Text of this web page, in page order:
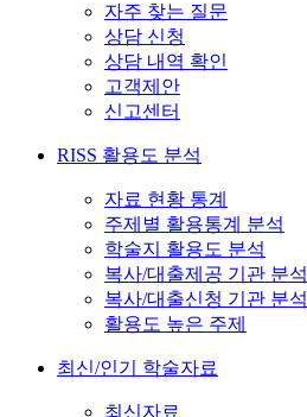
자주 찾는 질문
상담 신청
상담 내역 확인
고객제안
신고센터
RISS 활용도 분석
자료 현황 통계
주제별 활용통계 분석
학술지 활용도 분석
복사/대출제공 기관 분석
복사/대출신청 기관 분석
활용도 높은 주제
최신/인기 학술자료
최신자료